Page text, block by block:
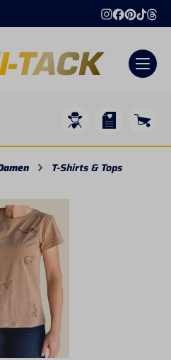
T-Shirts & Tops